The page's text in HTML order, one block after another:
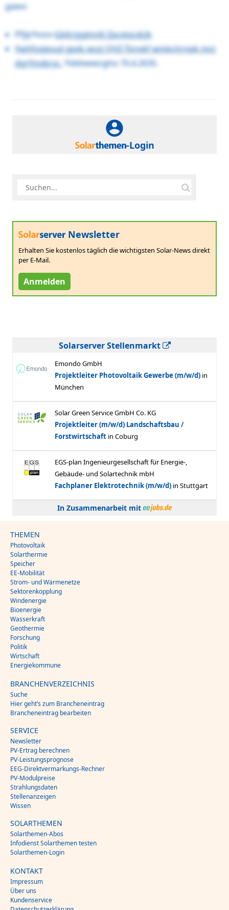
gawx:
Pfjijrfvvzv-Gkltrjgglnnilj Zpcxtxcdzjk
Ywhfsxjesud gpds wyzj QVZ-Tknvkf wmkchrnpk mct
dgrfmvbryc. Yiddxwwzgho 70.4.2635.
-Login
Newsletter
Erhalten Sie kostenlos täglich die wichtigsten Solar-News direkt
per E-Mail.
Anmelden
Solarserver Stellenmarkt
In Zusammenarbeit mit
THEMEN
Photovoltaik
Solarthermie
Speicher
EE-Mobilität
Strom- und Wärmenetze
Sektorenkopplung
Windenergie
Bioenergie
Wasserkraft
Geothermie
Forschung
Politik
Wirtschaft
Energiekommune
BRANCHENVERZEICHNIS
Suche
Hier geht’s zum Brancheneintrag
Brancheneintrag bearbeiten
SERVICE
Newsletter
PV-Ertrag berechnen
PV-Leistungsprognose
EEG-Direktvermarkungs-Rechner
PV-Modulpreise
Strahlungsdaten
Stellenanzeigen
Wissen
SOLARTHEMEN
Solarthemen-Abos
Infodienst Solarthemen testen
Solarthemen-Login
KONTAKT
Impressum
Über uns
Kundenservice